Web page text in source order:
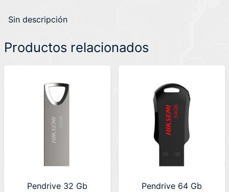
Sin descripción
Productos relacionados
Pendrive 32 Gb
Pendrive 64 Gb